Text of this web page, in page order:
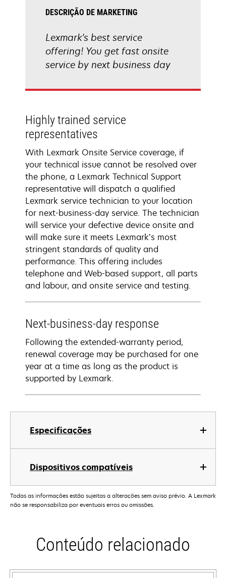
Especificações
Dispositivos compatíveis
DESCRIÇÃO DE MARKETING
Lexmark's best service
offering! You get fast onsite
service by next business day
Highly trained service
representatives
With Lexmark Onsite Service coverage, if
your technical issue cannot be resolved over
the phone, a Lexmark Technical Support
representative will dispatch a qualified
Lexmark service technician to your location
for next-business-day service. The technician
will service your defective device onsite and
will make sure it meets Lexmark’s most
stringent standards of quality and
performance. This offering includes
telephone and Web-based support, all parts
and labour, and onsite service and testing.
Next-business-day response
Following the extended-warranty period,
renewal coverage may be purchased for one
year at a time as long as the product is
supported by Lexmark.
Todas as informações estão sujeitas a alterações sem aviso prévio. A Lexmark
não se responsabiliza por eventuais erros ou omissões.
Conteúdo relacionado